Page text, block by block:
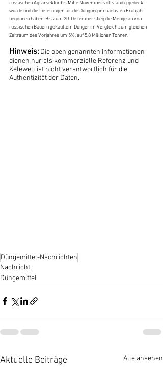
russischen Agrarsektor bis Mitte November vollständig gedeckt
wurde und die Lieferungen für die Düngung im nächsten Frühjahr
begonnen haben. Bis zum 20. Dezember stieg die Menge an von
russischen Bauern gekauftem Dünger im Vergleich zum gleichen
Zeitraum des Vorjahres um 5%, auf 5,8 Millionen Tonnen.
Hinweis: Die oben genannten Informationen
dienen nur als kommerzielle Referenz und
Kelewell ist nicht verantwortlich für die
Authentizität der Daten.
Düngemittel-Nachrichten
Nachricht
Düngemittel
Aktuelle Beiträge Alle ansehen